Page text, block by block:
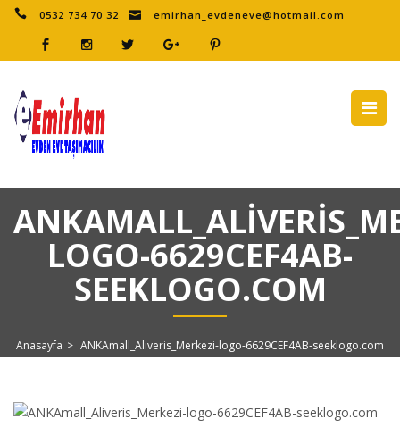
0532 734 70 32 emirhan_evdeneve@hotmail.com
LOGO-6629CEF4AB-
SEEKLOGO.COM
Anasayfa > ANKAmall_Aliveris_Merkezi-logo-6629CEF4AB-seeklogo.com